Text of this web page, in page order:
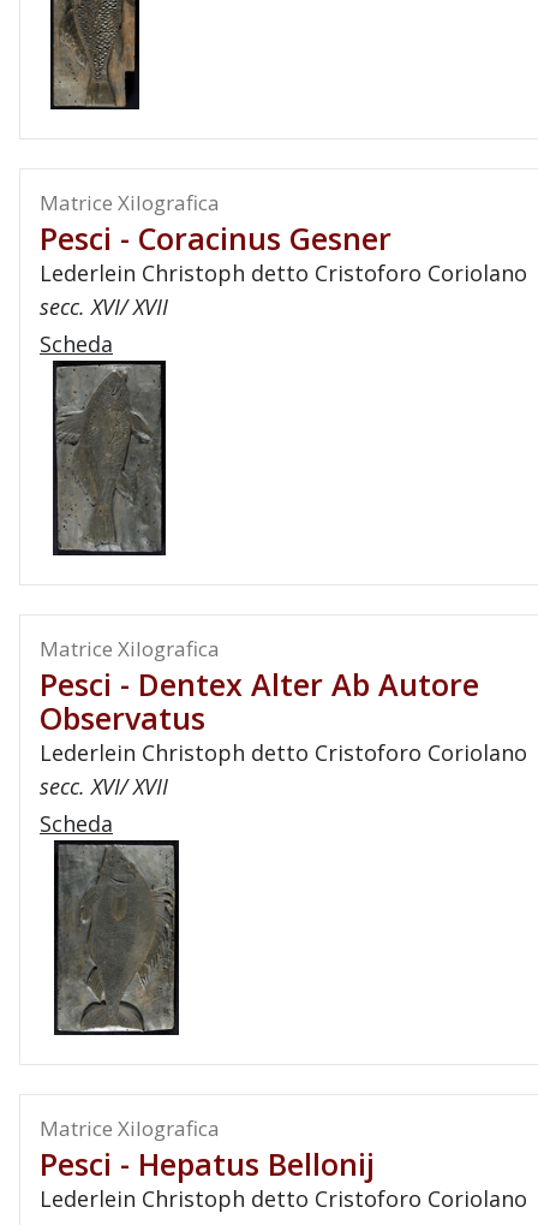
Matrice Xilografica
Pesci - Coracinus Gesner
Lederlein Christoph detto Cristoforo Coriolano
secc. XVI/ XVII
Scheda
Matrice Xilografica
Pesci - Dentex Alter Ab Autore
Observatus
Lederlein Christoph detto Cristoforo Coriolano
secc. XVI/ XVII
Scheda
Matrice Xilografica
Pesci - Hepatus Bellonij
Lederlein Christoph detto Cristoforo Coriolano